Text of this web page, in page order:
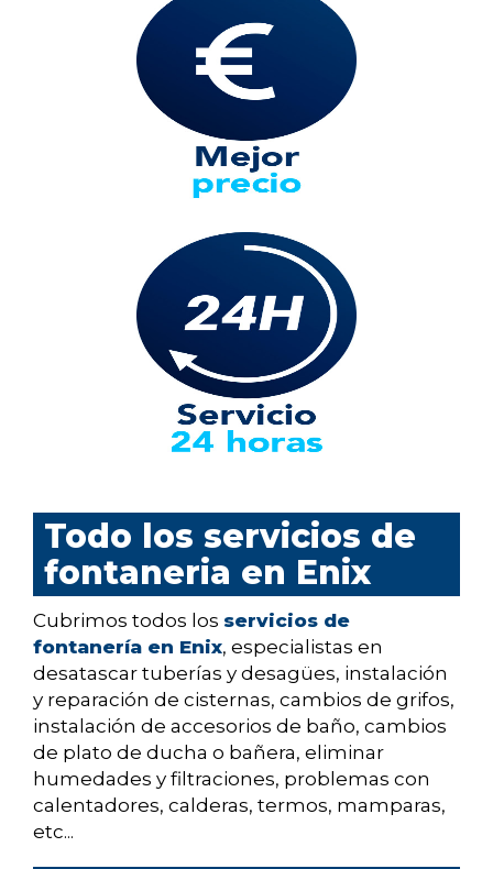
Todo los servicios de
fontaneria en Enix
Cubrimos todos los servicios de
fontanería en Enix, especialistas en
desatascar tuberías y desagües, instalación
y reparación de cisternas, cambios de grifos,
instalación de accesorios de baño, cambios
de plato de ducha o bañera, eliminar
humedades y filtraciones, problemas con
calentadores, calderas, termos, mamparas,
etc...